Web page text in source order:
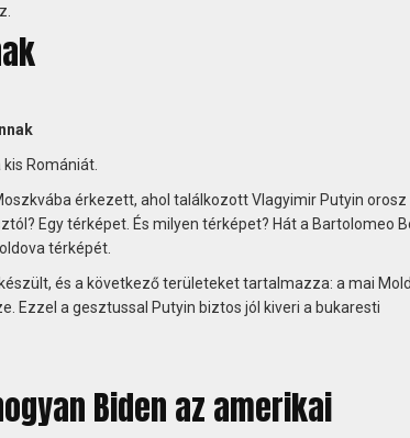
Romániát.
érkezett, ahol találkozott Vlagyimir Putyin orosz
Egy térképet. És milyen térképet? Hát a Bartolomeo
térképét.
és a következő területeket tartalmazza: a mai
Ezzel a gesztussal Putyin biztos jól kiveri a bukaresti
Biden az amerikai